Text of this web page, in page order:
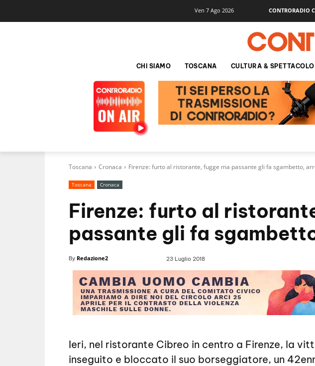
Ven 7 Ago 2026 CONTRORADIO
CHI SIAMO TOSCANA CULTURA & SPETTACOLO
Toscana Cronaca Firenze: furto al ristorante, fugge ma passante gli fa sgambetto,
Toscana Cronaca
Firenze: furto al
passante gli fa
By Redazione2 23 Luglio 2018
Ieri, nel ristorante Cibreo in centro a Firenze, la
inseguito e bloccato il suo borseggiatore, un